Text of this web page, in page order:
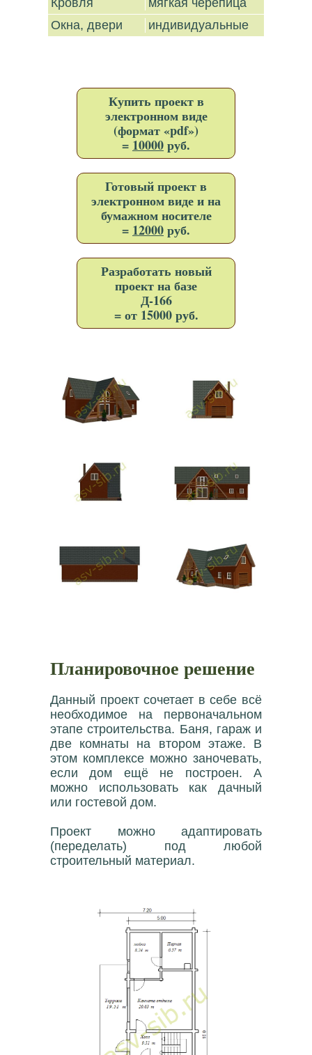
Кровля
мягкая черепица
Окна, двери
индивидуальные
Купить проект в
электронном виде
(формат «pdf»)
= 10000руб.
Готовый проект в
электронном виде и на
бумажном носителе
= 12000руб.
Разработать новый
проект на базе
Д-166
= от 15000 руб.
Планировочное решение
Данный проект сочетает в себе всё
необходимое на первоначальном
этапе строительства. Баня, гараж и
две комнаты на втором этаже. В
этом комплексе можно заночевать,
если дом ещё не построен. А
можно использовать как дачный
или гостевой дом.
Проект можно адаптировать
(переделать) под любой
строительный материал.